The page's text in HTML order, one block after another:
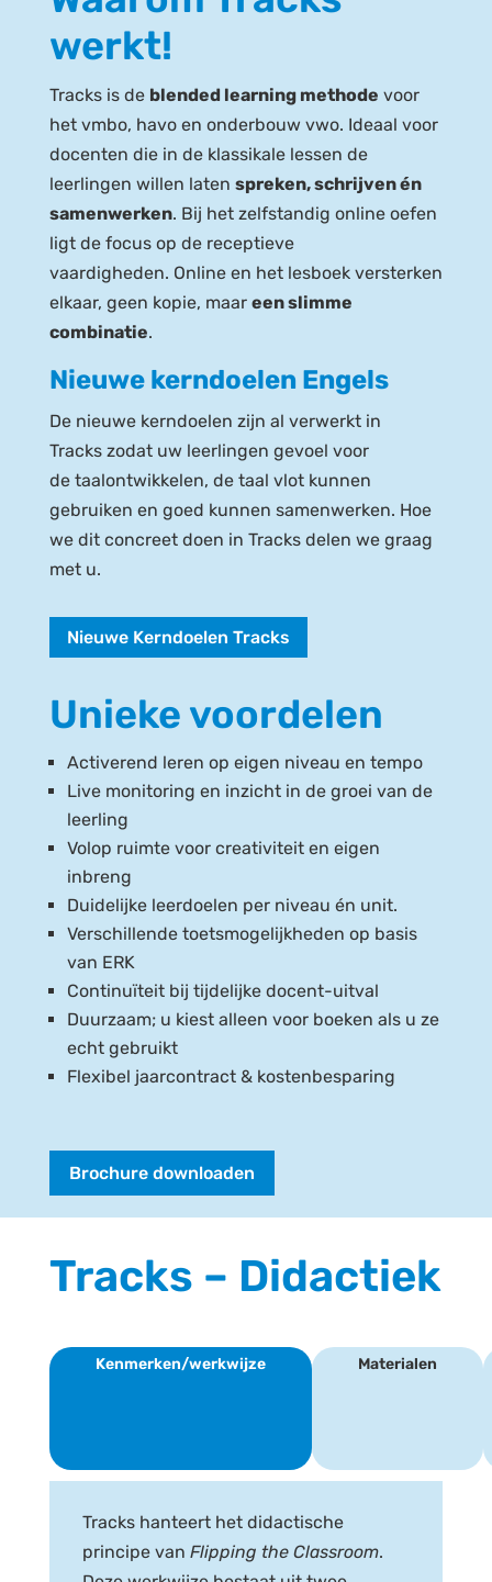
werkt!
Tracks is de blended learningmethode voor
het vmbo, havo en onderbouw vwo. Ideaal voor
docenten die in de klassikale lessen de
leerlingen willen laten spreken, schrijven én
samenwerken. Bij het zelfstandig online oefen
ligt de focus op de receptieve
vaardigheden. Online en het lesboek versterken
elkaar, geen kopie, maar eenslimme
combinatie.
Nieuwe kerndoelen Engels
De nieuwe kerndoelen zijn al verwerkt in
Tracks zodat uw leerlingen gevoel voor
de taalontwikkelen, de taal vlot kunnen
gebruiken en goed kunnen samenwerken. Hoe
we dit concreet doen in Tracks delen we graag
met u.
Nieuwe Kerndoelen Tracks
Unieke voordelen
Activerend leren op eigen niveau en tempo
Live monitoring en inzicht in de groei van de
leerling
Volop ruimte voor creativiteit en eigen
inbreng
Duidelijke leerdoelen per niveau én unit.
Verschillende toetsmogelijkheden op basis
van ERK
Continuïteit bij tijdelijke docent-uitval
Duurzaam; u kiest alleen voor boeken als u ze
echt gebruikt
Flexibel jaarcontract & kostenbesparing
Brochure downloaden
Tracks – Didactiek
Kenmerken/werkwijze Materialen
Tracks hanteert het didactische
principe van Flipping the Classroom.